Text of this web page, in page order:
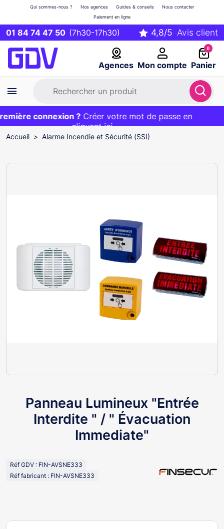
01 84 74 47 50 (7h30-17h30)
Agences Mon compte
Qui sommes-nous ? Nos agences Guides & conseils
Nous contacter
Paiement en ligne
0
Panier
Première commande ?20€ OFFERT sur votre panier
et livraison 24/48h gratuite avec le codeBIENVENUE
connexion ?Créer votre mot de passe en
cliquant ici
EXCLU WEB :
Accueil Alarme Incendie et Sécurité (SSI)
Panneau Lumineux "Entrée
Interdite " / " Évacuation
Immediate"
Réf GDV : FIN-AVSNE333
Réf fabricant : FIN-AVSNE333